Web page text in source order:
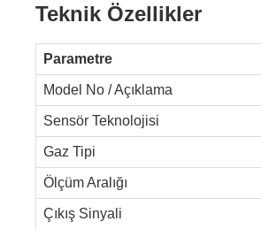
Teknik Özellikler
Parametre
Model No / Açıklama
Sensör Teknolojisi
Gaz Tipi
Ölçüm Aralığı
Çıkış Sinyali